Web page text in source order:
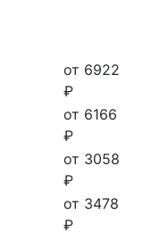
от 6922
₽
от 6166
₽
от 3058
₽
от 3478
₽